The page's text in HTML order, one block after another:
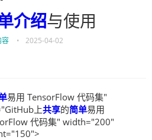
介绍与使用
容 • 2025-04-02
易用 TensorFlow 代码集"
上共享的简单易用
代码集" width="200"